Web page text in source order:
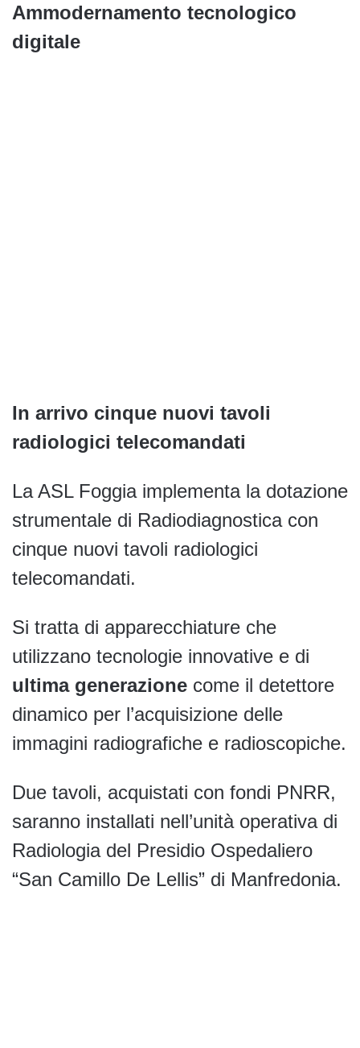
Ammodernamento tecnologico
digitale
In arrivo cinque nuovi tavoli
radiologici telecomandati
La ASL Foggia implementa la dotazione
strumentale di Radiodiagnostica con
cinque nuovi tavoli radiologici
telecomandati.
Si tratta di apparecchiature che
utilizzano tecnologie innovative e di
ultima generazione come il detettore
dinamico per l’acquisizione delle
immagini radiografiche e radioscopiche.
Due tavoli, acquistati con fondi PNRR,
saranno installati nell’unità operativa di
Radiologia del Presidio Ospedaliero
“San Camillo De Lellis” di Manfredonia.